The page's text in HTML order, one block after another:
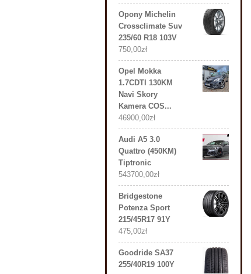
Opony Michelin
Crossclimate Suv
235/60 R18 103V
750,00zł
Opel Mokka
1.7CDTI 130KM
Navi Skory
Kamera COS...
46900,00zł
Audi A5 3.0
Quattro (450KM)
Tiptronic
543700,00zł
Bridgestone
Potenza Sport
215/45R17 91Y
475,00zł
Goodride SA37
255/40R19 100Y